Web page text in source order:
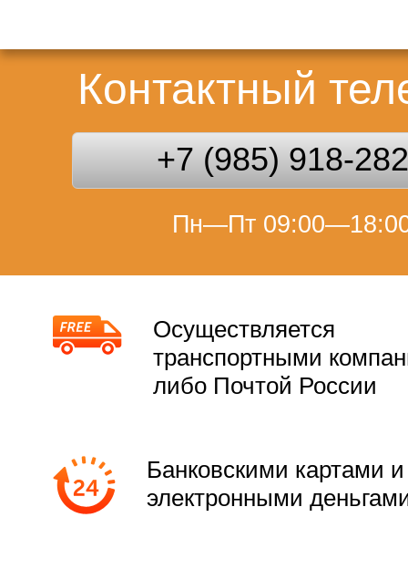
Контактный
+7 (985) 918-
Пн—Пт
Осуществляется
транспортными
либо Почтой России
Банковскими картами и
электронными